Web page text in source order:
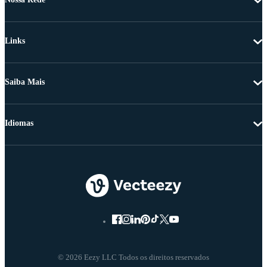
Links
Saiba Mais
© 2026 Eezy LLC Todos os direitos reservados
Idiomas